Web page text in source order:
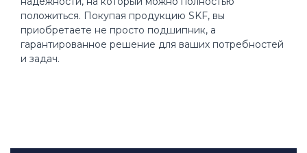
положиться. Покупая продукцию SKF, вы
приобретаете не просто подшипник, а
гарантированное решение для ваших потребностей
и задач.